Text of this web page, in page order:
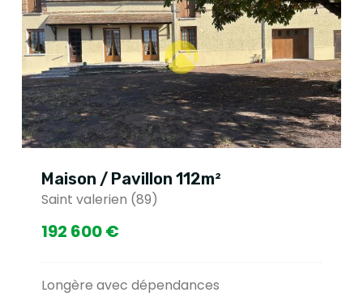
Maison / Pavillon 112m²
Saint valerien (89)
192 600 €
Longère avec dépendances